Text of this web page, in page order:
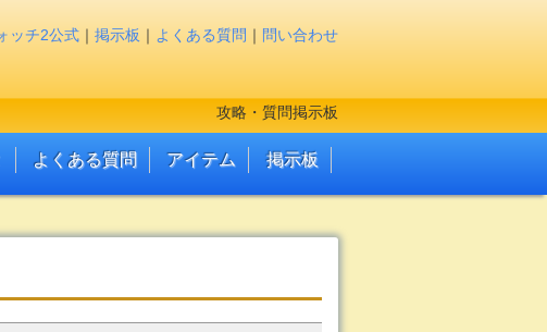
ッチ2公式 ｜ 掲示板 ｜ よくある質問 ｜ 問い合わせ
攻略・質問掲示板
よくある質問 アイテム 掲示板